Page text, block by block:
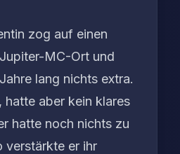
zog auf einen
MC-Ort und
lang nichts extra.
hatte aber kein klares
hatte noch nichts zu
verstärkte er ihr